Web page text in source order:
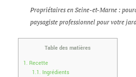
Propriétaires en Seine-et-Marne :
paysagiste professionnel pour votre
Table des matières
1. Recette
1.1. Ingrédients